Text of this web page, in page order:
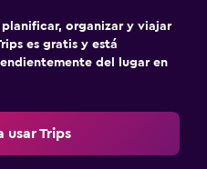
planificar, organizar y viajar
es gratis y está
del lugar en
usar Trips